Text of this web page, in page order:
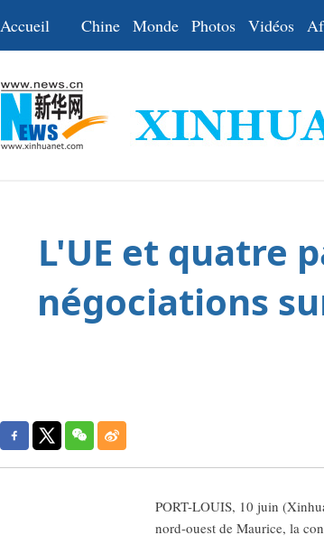
Accueil Chine Monde Photos Vidéos
L'UE et quatre
négociations
PORT-LOUIS, 10 juin
nord-ouest de Maurice, la